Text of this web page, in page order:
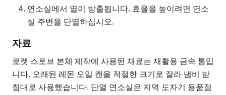
연소실에서 열이 방출됩니다. 효율을 높이려면 연소
실 주변을 단열하십시오.
자료
로켓 스토브 본체 제작에 사용된 재료는 재활용 금속 통입
니다. 오래된 레몬 오일 캔을 적절한 크기로 잘라 냄비 받
침대로 사용했습니다. 단열 연소실은 지역 도자기 용품점